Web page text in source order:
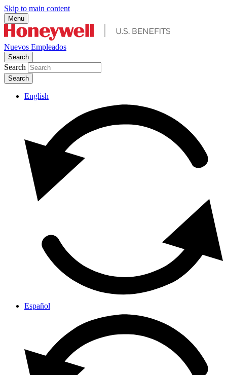
Skip to main content
Menu
Nuevos Empleados
Search
Search
English
Español